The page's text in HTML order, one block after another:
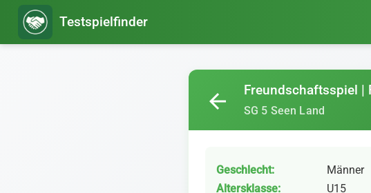
Testspielfinder
Freundschaftsspiel |
SG 5 Seen Land
arrow_back
Geschlecht:
Männer
Altersklasse:
U15